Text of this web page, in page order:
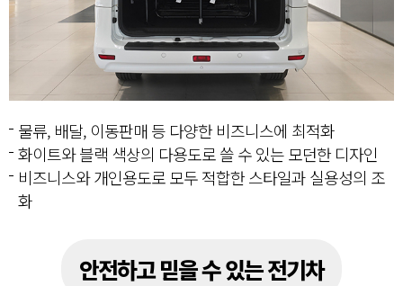
물류, 배달, 이동판매 등 다양한 비즈니스에 최적화
화이트와 블랙 색상의 다용도로 쓸 수 있는 모던한 디자인
비즈니스와 개인용도로 모두 적합한 스타일과 실용성의 조
화
안전하고 믿을 수 있는 전기차